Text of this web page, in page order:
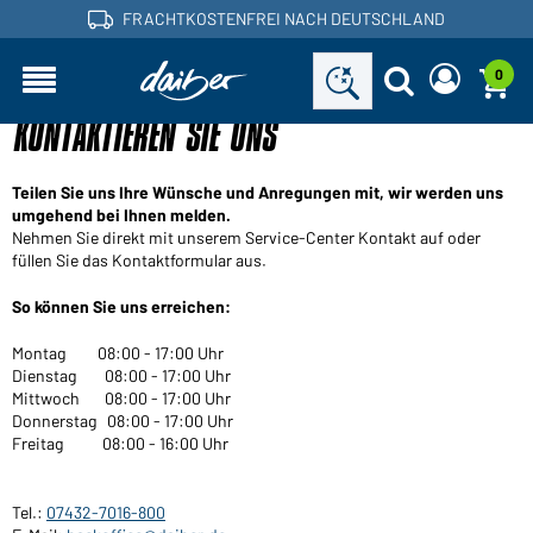
FRACHTKOSTENFREI NACH DEUTSCHLAND
Sind Sie ein Händler und haben bereits ein
Kundenkonto?
Benutzername:
Passwort:
vergessen?
Sie möchten Händler werden?
Neues Passwort anfordern
E-Mail-Adresse:
Jetzt anfordern
Zurück
0
KONTAKTIEREN SIE UNS
Teilen Sie uns Ihre Wünsche und Anregungen mit, wir werden uns
umgehend bei Ihnen melden.
Nehmen Sie direkt mit unserem Service-Center Kontakt auf oder
füllen Sie das Kontaktformular aus.
So können Sie uns erreichen:
Montag 08:00 - 17:00 Uhr
Dienstag 08:00 - 17:00 Uhr
Mittwoch 08:00 - 17:00 Uhr
Donnerstag 08:00 - 17:00 Uhr
Freitag 08:00 - 16:00 Uhr
Tel.: 07432-7016-800